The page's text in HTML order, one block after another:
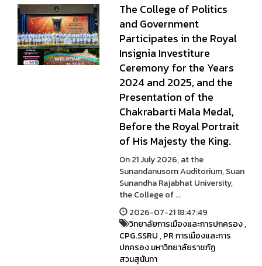
The College of Politics
and Government
Participates in the Royal
Insignia Investiture
Ceremony for the Years
2024 and 2025, and the
Presentation of the
Chakrabarti Mala Medal,
Before the Royal Portrait
of His Majesty the King.
On 21 July 2026, at the
Sunandanusorn Auditorium, Suan
Sunandha Rajabhat University,
the College of ...
2026-07-21 18:47:49
วิทยาลัยการเมืองและการปกครอง,
CPG.SSRU,PR การเมืองและการ
ปกครอง มหาวิทยาลัยราชภัฏ
สวนสุนันทา